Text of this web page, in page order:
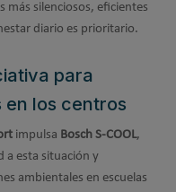
más silenciosos, eficientes
diario es prioritario.
para
en los centros
impulsa Bosch S-COOL,
a esta situación y
ambientales en escuelas